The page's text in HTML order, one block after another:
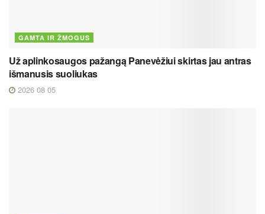
GAMTA IR ŽMOGUS
Už aplinkosaugos pažangą Panevėžiui skirtas jau antras
išmanusis suoliukas
2026 08 05